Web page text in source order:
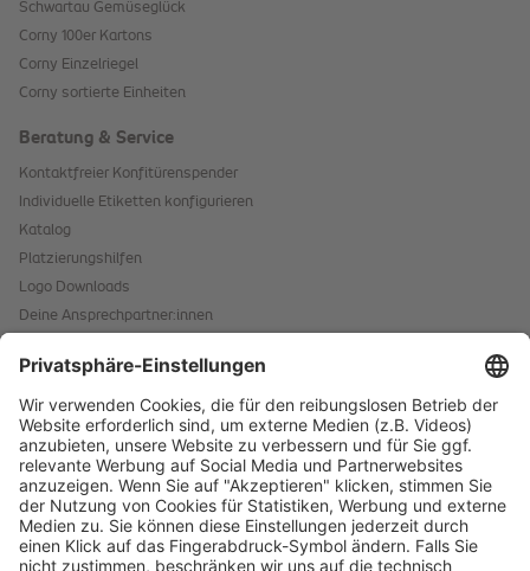
Schwartau Gemüseglück
Corny 100er Kartons
Corny Einzelriegel
Corny sortierte Einheiten
Beratung & Service
Kontaktfreier Konfitürenspender
Individuelle Etiketten konfigurieren
Katalog
Platzierungshilfen
Logo Downloads
Deine Ansprechpartner:innen
Kontaktformular
Starke Marken